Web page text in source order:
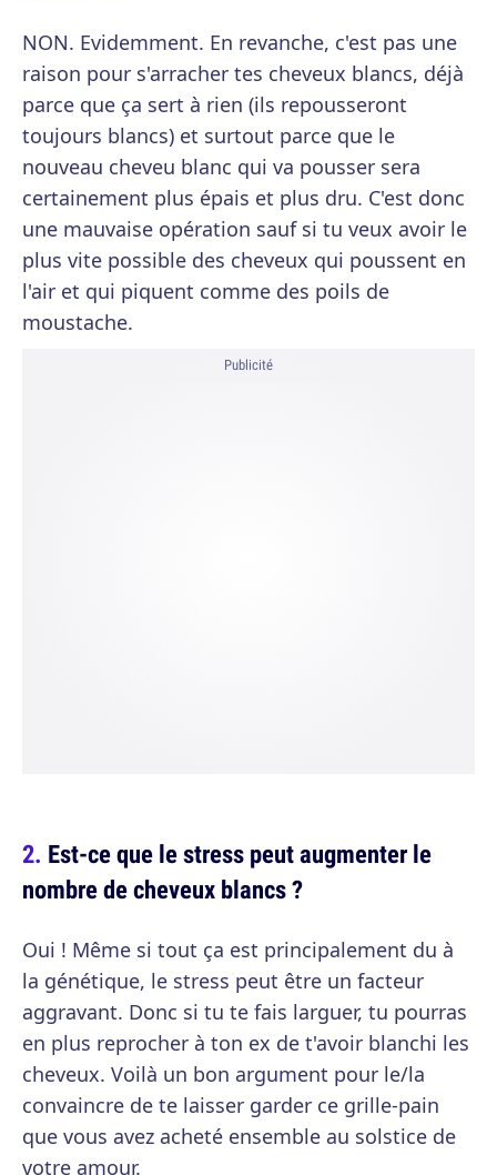
NON. Evidemment. En revanche, c'est pas une
raison pour s'arracher tes cheveux blancs, déjà
parce que ça sert à rien (ils repousseront
toujours blancs) et surtout parce que le
nouveau cheveu blanc qui va pousser sera
certainement plus épais et plus dru. C'est donc
une mauvaise opération sauf si tu veux avoir le
plus vite possible des cheveux qui poussent en
l'air et qui piquent comme des poils de
moustache.
Publicité
Est-ce que le stress peut augmenter le
nombre de cheveux blancs ?
Oui ! Même si tout ça est principalement du à
la génétique, le stress peut être un facteur
aggravant. Donc si tu te fais larguer, tu pourras
en plus reprocher à ton ex de t'avoir blanchi les
cheveux. Voilà un bon argument pour le/la
convaincre de te laisser garder ce grille-pain
que vous avez acheté ensemble au solstice de
votre amour.